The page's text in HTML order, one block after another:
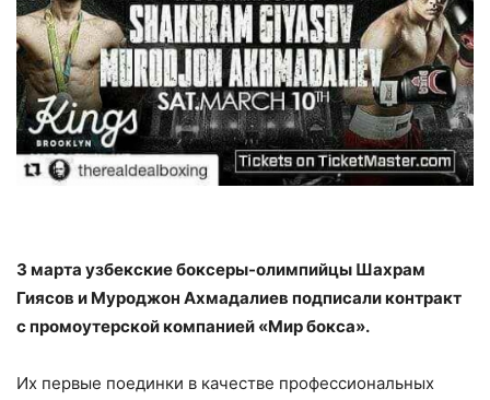
3 марта узбекские боксеры-олимпийцы Шахрам
Гиясов и Муроджон Ахмадалиев подписали контракт
с промоутерской компанией «Мир бокса».
Их первые поединки в качестве профессиональных